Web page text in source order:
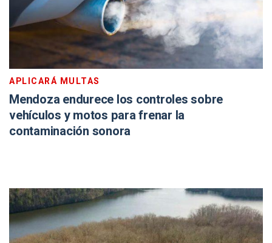
APLICARÁ MULTAS
Mendoza endurece los controles sobre
vehículos y motos para frenar la
contaminación sonora